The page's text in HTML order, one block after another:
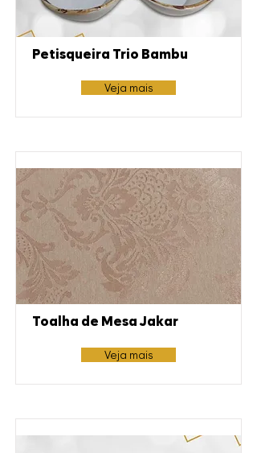
Petisqueira Trio Bambu
Veja mais
Toalha de Mesa Jakar
Veja mais